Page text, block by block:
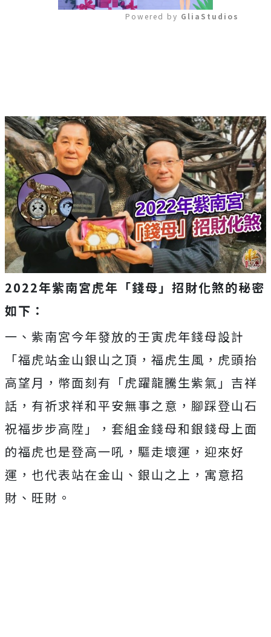
Powered by GliaStudios
2022年紫南宮虎年「錢母」招財化煞的秘密
如下：
一、紫南宮今年發放的壬寅虎年錢母設計
「福虎站金山銀山之頂，福虎生風，虎頭抬
高望月，幣面刻有「虎躍龍騰生紫氣」吉祥
話，有祈求祥和平安無事之意，腳踩登山石
祝福步步高陞」，套組金錢母和銀錢母上面
的福虎也是登高一吼，驅走壞運，迎來好
運，也代表站在金山、銀山之上，寓意招
財、旺財。